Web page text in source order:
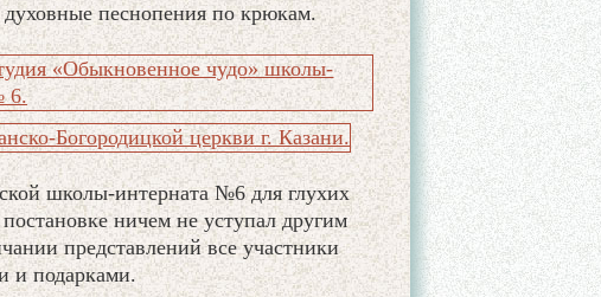
песнопения по крюкам.
школы-интерната №6 для глухих
ничем не уступал другим
представлений все участники
и подарками.